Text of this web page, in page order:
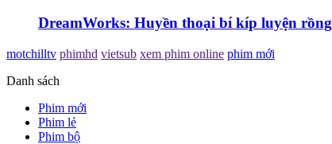
DreamWorks: Huyền thoại bí kíp luyện rồng
motchilltv phimhd vietsub xem phim online phim mới
Danh sách
Phim mới
Phim lẻ
Phim bộ